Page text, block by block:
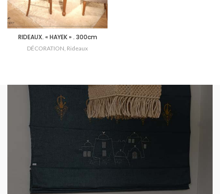
RIDEAUX. « HAYEK » . 300cm
DÉCORATION, Rideaux